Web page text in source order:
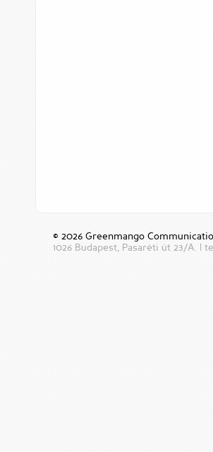
© 2026 Greenmango
1026 Budapest, Pasaréti út 23/A. |